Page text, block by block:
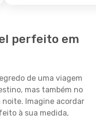
perfeito em
de uma viagem
mas também no
Imagine acordar
à sua medida,